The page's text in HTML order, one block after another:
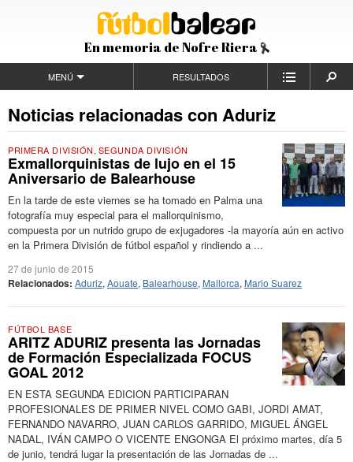
En memoria de Nofre Riera
MENÚ RESULTADOS
Noticias relacionadas con Aduriz
PRIMERA DIVISIÓN, SEGUNDA DIVISIÓN
Exmallorquinistas de lujo en el 15
Aniversario de Balearhouse
En la tarde de este viernes se ha tomado en Palma una
fotografía muy especial para el mallorquinismo,
compuesta por un nutrido grupo de exjugadores -la mayoría aún en activo
en la Primera División de fútbol español y rindiendo a ...
27 de junio de 2015
Relacionados: Aduriz, Aouate, Balearhouse, Mallorca, Mario Suarez
FÚTBOL BASE
ARITZ ADURIZ presenta las Jornadas
de Formación Especializada FOCUS
GOAL 2012
EN ESTA SEGUNDA EDICION PARTICIPARAN
PROFESIONALES DE PRIMER NIVEL COMO GABI, JORDI AMAT,
FERNANDO NAVARRO, JUAN CARLOS GARRIDO, MIGUEL ÁNGEL
NADAL, IVÁN CAMPO O VICENTE ENGONGA El próximo martes, día 5
de junio, tendrá lugar la presentación de las Jornadas de ...